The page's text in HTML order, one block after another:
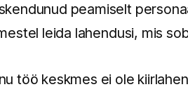
peamiselt
leida lahendusi, mis
töö keskmes ei ole